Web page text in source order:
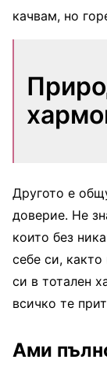
качвам, но
Другото е
доверие. Не
които без
себе си,
си в тотален
всичко те
Ами